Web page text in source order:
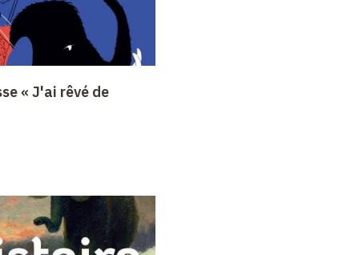
« J'ai rêvé de